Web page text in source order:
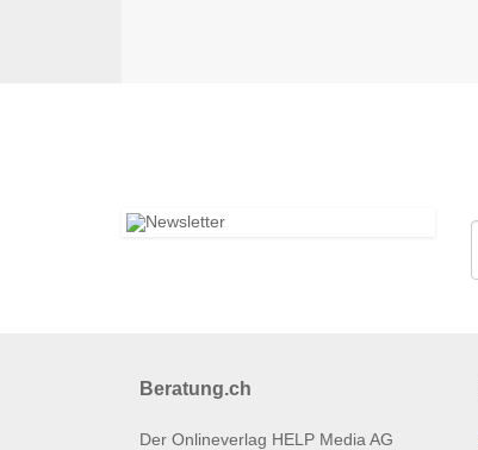
Beratung.ch
Der Onlineverlag HELP Media AG